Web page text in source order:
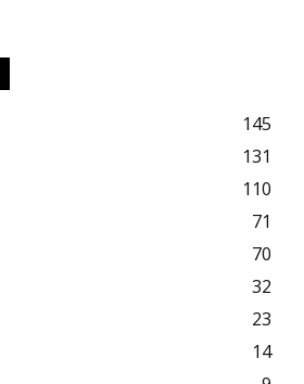
145
131
110
71
70
32
23
14